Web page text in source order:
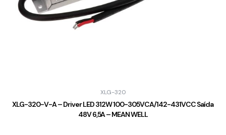
XLG-320
XLG-320-V-A – Driver LED 312W 100-305VCA/142-431VCC Saída
48V 6,5A – MEAN WELL